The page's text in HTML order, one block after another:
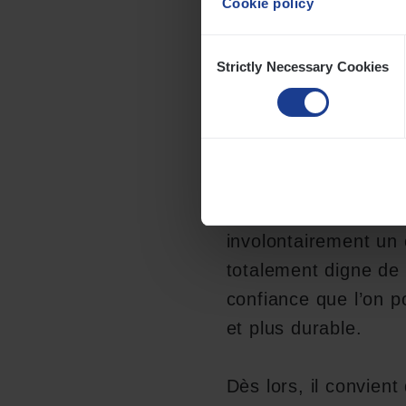
Selection
Strictly Necessary Cookies
L’essence du
involontairement un
totalement digne
confiance que l’on
et plus durable.
Dès lors, il convient